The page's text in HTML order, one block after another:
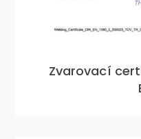
Zvarovací